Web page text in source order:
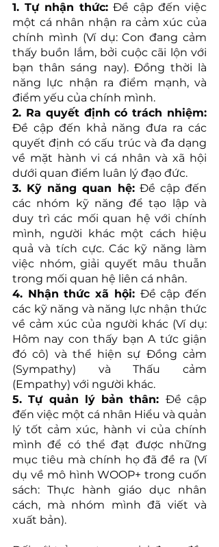
1. Tự nhận thức: Đề cập đến việc
một cá nhân nhận ra cảm xúc của
chính mình (Ví dụ: Con đang cảm
thấy buồn lắm, bởi cuộc cãi lộn với
bạn thân sáng nay). Đồng thời là
năng lực nhận ra điểm mạnh, và
điểm yếu của chính mình.
2. Ra quyết định có trách nhiệm:
Đề cập đến khả năng đưa ra các
quyết định có cấu trúc và đa dạng
về mặt hành vi cá nhân và xã hội
dưới quan điểm luân lý đạo đức.
3. Kỹ năng quan hệ: Đề cập đến
các nhóm kỹ năng để tạo lập và
duy trì các mối quan hệ với chính
mình, người khác một cách hiệu
quả và tích cực. Các kỹ năng làm
việc nhóm, giải quyết mâu thuẫn
trong mối quan hệ liên cá nhân.
4. Nhận thức xã hội: Đề cập đến
các kỹ năng và năng lực nhận thức
về cảm xúc của người khác (Ví dụ:
Hôm nay con thấy bạn A tức giận
đó cô) và thể hiện sự Đồng cảm
(Sympathy) và Thấu cảm
(Empathy) với người khác.
5. Tự quản lý bản thân: Đề cập
đến việc một cá nhân Hiểu và quản
lý tốt cảm xúc, hành vi của chính
mình để có thể đạt được những
mục tiêu mà chính họ đã đề ra (Ví
dụ về mô hình WOOP+ trong cuốn
sách: Thực hành giáo dục nhân
cách, mà nhóm mình đã viết và
xuất bản).